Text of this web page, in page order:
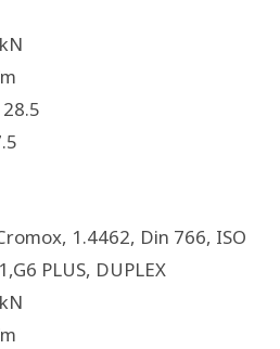
1.4462, Din 766, ISO
PLUS, DUPLEX